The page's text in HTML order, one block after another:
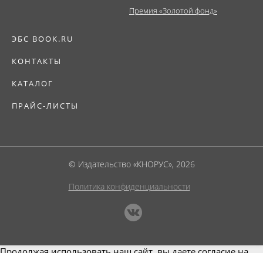
Премия «Золотой фонд»
ЭБС BOOK.RU
КОНТАКТЫ
КАТАЛОГ
ПРАЙС-ЛИСТЫ
© Издательство «КНОРУС», 2026
Политика конфиденциальности